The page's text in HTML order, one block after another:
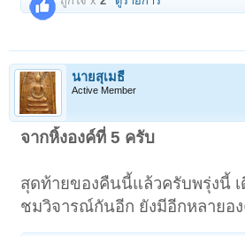
นายสุเมธี
Active Member
จากหิ้งองค์ที่ 5 ครับ
สุดท้ายของคืนนี้แล้วครับพรุ่งนี้ เ
ชมวิจารณ์กันอีก ยังมีอีกหลายอ